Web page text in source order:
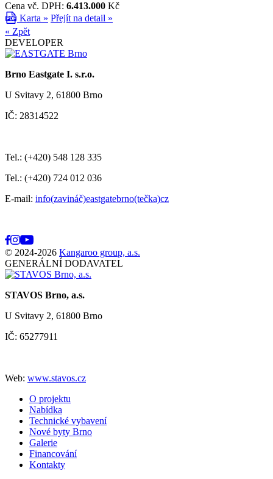
Cena vč. DPH: 6.413.000 Kč
Karta » Přejít na detail »
« Zpět
DEVELOPER
Brno Eastgate I. s.r.o.
U Svitavy 2, 61800 Brno
IČ: 28314522
Tel.: (+420) 548 128 335
Tel.: (+420) 724 012 036
E-mail: info(zavináč)eastgatebrno(tečka)cz
© 2024-2026 Kangaroo group, a.s.
GENERÁLNÍ DODAVATEL
STAVOS Brno, a.s.
U Svitavy 2, 61800 Brno
IČ: 65277911
Web: www.stavos.cz
O projektu
Nabídka
Technické vybavení
Nové byty Brno
Galerie
Financování
Kontakty